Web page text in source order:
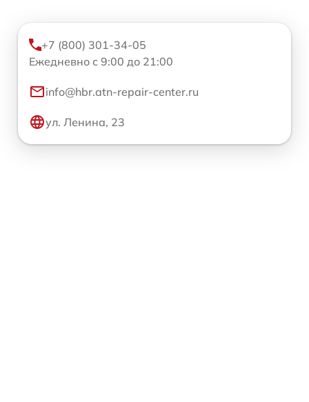
+7 (800) 301-34-05
Ежедневно с 9:00 до 21:00
info@hbr.atn-repair-center.ru
ул. Ленина, 23